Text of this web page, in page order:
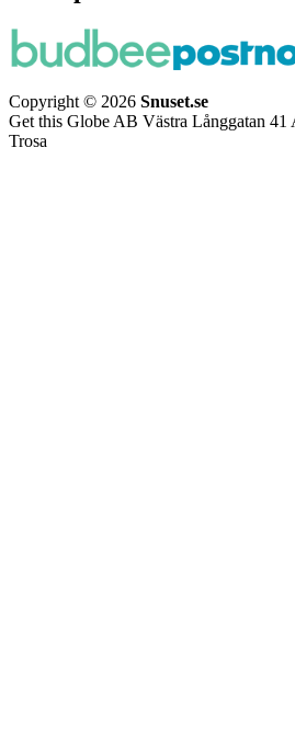
Copyright © 2026 Snuset.se
Get this Globe AB Västra Långgatan 41
Trosa